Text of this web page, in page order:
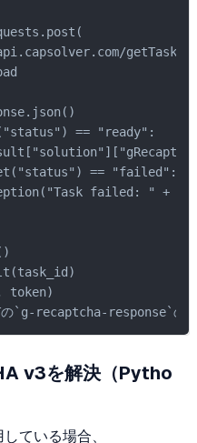
== "ready":
== "failed":
failed: " +
token)
`g-recaptcha-response`の値
v3を解決（Pytho
ている場合、